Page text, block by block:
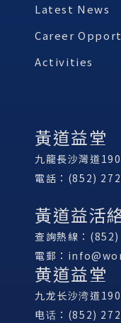
Latest News
Career
Activities
黃道益堂
九龍長沙灣道
電話：(852)
黃道益活
查詢熱線：
電郵：
黄道益堂
九龙长沙湾道
电话：(852)